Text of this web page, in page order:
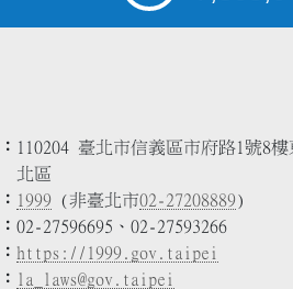
110204 臺北市信義區市府路1號8樓
北區
1999 (非臺北市02-27208889)
02-27596695、02-27593266
https://1999.gov.taipei
la_laws@gov.taipei